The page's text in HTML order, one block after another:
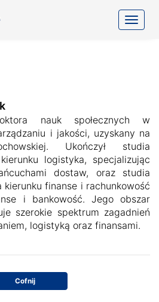
nauk społecznych w
i jakości, uzyskany na
Ukończył studia
logistyka, specjalizując
dostaw, oraz studia
finanse i rachunkowość
i bankowość. Jego obszar
szerokie spektrum zagadnień
logistyką oraz finansami.